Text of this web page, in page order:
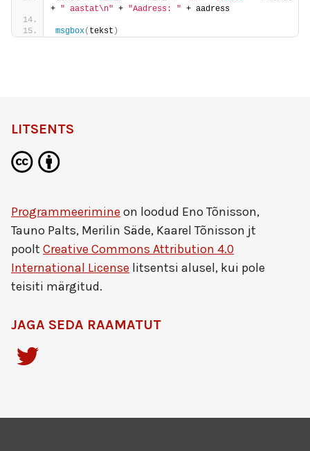
+ " aastat\n" + "Aadress: " + aadress
msgbox( tekst )
LITSENTS
Programmeerimine on loodud Eno Tõnisson,
Tauno Palts, Merilin Säde, Kaarel Tõnisson jt
poolt Creative Commons Attribution 4.0
International License litsentsi alusel, kui pole
teisiti märgitud.
JAGA SEDA RAAMATUT